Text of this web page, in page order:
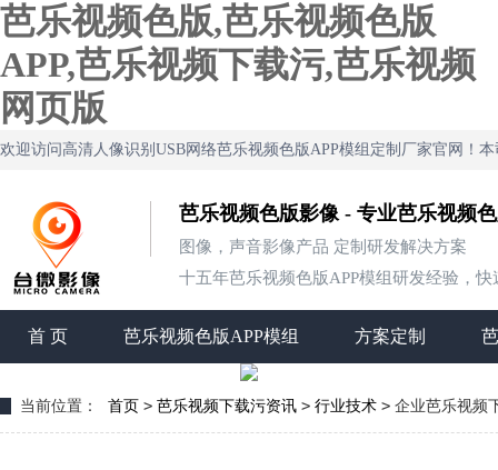
芭乐视频色版,芭乐视频色版
APP,芭乐视频下载污,芭乐视频
网页版
欢迎访问高清人像识别USB网络芭乐视频色版APP模组定制厂家官网！
芭乐视频色版影像 - 专业芭乐视频
图像，声音影像产品 定制研发解决方案
十五年芭乐视频色版APP模组研发经验，快速
首 页 芭乐视频色版APP模组 方案定制
当前位置： 首页 > 芭乐视频下载污资讯 > 行业技术 > 企业芭乐视频